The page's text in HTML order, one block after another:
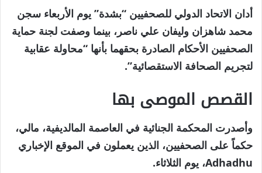
أدان الاتحاد الدولي للصحفيين “بشدة” يوم الأربعاء سجن
محمد شاهزان وليفان علي ناصر، بينما وصفت لجنة حماية
الصحفيين الأحكام الصادرة بحقهما بأنها “محاولة عقابية
لتجريم الصحافة الاستقصائية”.
القصص الموصى بها
قائمة
من
4
نهاية
القائمة
وأصدرت المحكمة الجنائية في العاصمة المالديفية، مالي،
حكماً على الصحفيين، الذين يعملون في الموقع الإخباري
Adhadhu، يوم الثلاثاء.